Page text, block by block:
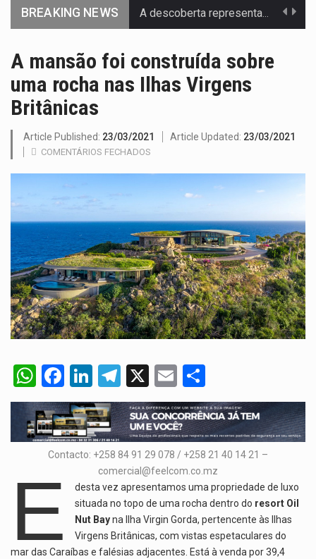
BREAKING NEWS A descoberta representa um marco para a astronomia moderna. Embora…
A cidade de Bunia, capital da província de Ituri, tornou-se…
O pagamento marca o desfecho de um dos processos mais…
A nova legislação estabelece um prazo de 180 dias para…
O Departamento de Estado norte-americano confirmou que cidadãos dos Estados…
A final coloca frente a frente duas equipas que chegaram…
A mansão foi construída sobre
uma rocha nas Ilhas Virgens
Britânicas
Article Published: 23/03/2021 Article Updated: 23/03/2021
COMENTÁRIOS FECHADOS
W
h
at
s
A
p
p
F
a
ce
b
o
o
k
Li
n
ke
dI
n
T
el
e
gr
a
m
X
E
m
ail
h
ar
e
Contacto: +258 84 91 29 078 / +258 21 40 14 21 –
comercial@feelcom.co.mz
E
desta vez apresentamos uma propriedade de luxo
situada no topo de uma rocha dentro do resort Oil
Nut Bayna Ilha Virgin Gorda, pertencente às Ilhas
Virgens Britânicas, com vistas espetaculares do
mar das Caraíbas e falésias adjacentes. Está à venda por 39,4